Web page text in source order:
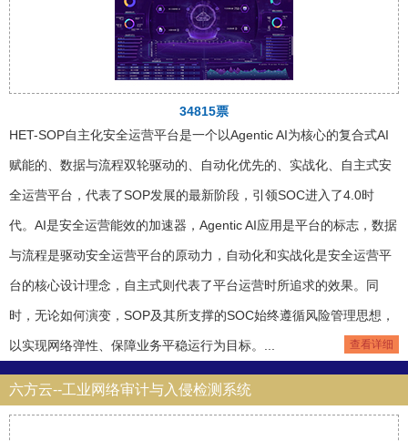
34815票
HET-SOP自主化安全运营平台是一个以Agentic AI为核心的复合式AI
赋能的、数据与流程双轮驱动的、自动化优先的、实战化、自主式安
全运营平台，代表了SOP发展的最新阶段，引领SOC进入了4.0时
代。AI是安全运营能效的加速器，Agentic AI应用是平台的标志，数据
与流程是驱动安全运营平台的原动力，自动化和实战化是安全运营平
台的核心设计理念，自主式则代表了平台运营时所追求的效果。同
时，无论如何演变，SOP及其所支撑的SOC始终遵循风险管理思想，
以实现网络弹性、保障业务平稳运行为目标。... 查看详细
六方云--工业网络审计与入侵检测系统